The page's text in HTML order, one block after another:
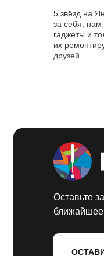
5 звёзд на
за себя, нам
гаджеты и
их
друзей.
Оставьте